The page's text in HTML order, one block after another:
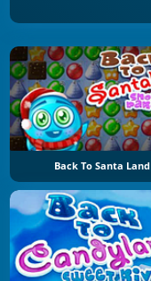
Back To Santa Land